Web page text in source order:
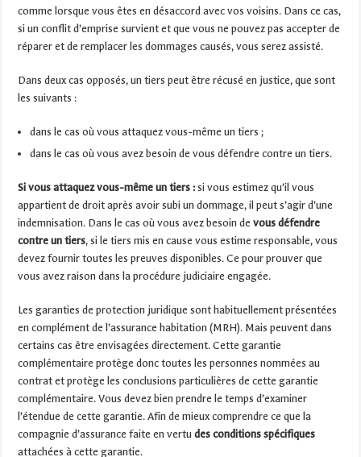
comme lorsque vous êtes en désaccord avec vos voisins. Dans ce cas,
si un conflit d’emprise survient et que vous ne pouvez pas accepter de
réparer et de remplacer les dommages causés, vous serez assisté.
Dans deux cas opposés, un tiers peut être récusé en justice, que sont
les suivants :
dans le cas où vous attaquez vous-même un tiers ;
dans le cas où vous avez besoin de vous défendre contre un tiers.
Si vous attaquez vous-même un tiers :si vous estimez qu’il vous
appartient de droit après avoir subi un dommage, il peut s’agir d’une
indemnisation. Dans le cas où vous avez besoin devous défendre
contre un tiers, si le tiers mis en cause vous estime responsable, vous
devez fournir toutes les preuves disponibles. Ce pour prouver que
vous avez raison dans la procédure judiciaire engagée.
Les garanties de protection juridique sont habituellement présentées
en complément de l’assurance habitation (MRH). Mais peuvent dans
certains cas être envisagées directement. Cette garantie
complémentaire protège donc toutes les personnes nommées au
contrat et protège les conclusions particulières de cette garantie
complémentaire. Vous devez bien prendre le temps d’examiner
l’étendue de cette garantie. Afin de mieux comprendre ce que la
compagnie d’assurance faite en vertu des conditions spécifiques
attachées à cette garantie.